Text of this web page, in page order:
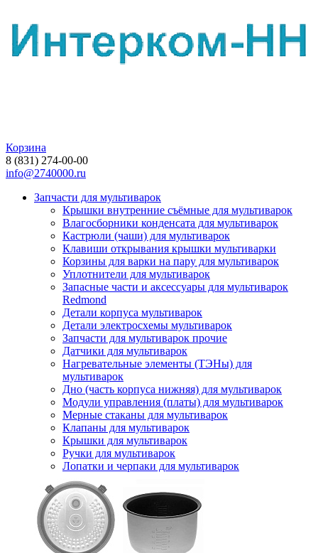
Корзина
8 (831) 274-00-00
info@2740000.ru
Запчасти для мультиварок
Крышки внутренние съёмные для мультиварок
Влагосборники конденсата для мультиварок
Кастрюли (чаши) для мультиварок
Клавиши открывания крышки мультиварки
Корзины для варки на пару для мультиварок
Уплотнители для мультиварок
Запасные части и аксессуары для мультиварок
Redmond
Детали корпуса мультиварок
Детали электросхемы мультиварок
Запчасти для мультиварок прочие
Датчики для мультиварок
Нагревательные элементы (ТЭНы) для
мультиварок
Дно (часть корпуса нижняя) для мультиварок
Модули управления (платы) для мультиварок
Мерные стаканы для мультиварок
Клапаны для мультиварок
Крышки для мультиварок
Ручки для мультиварок
Лопатки и черпаки для мультиварок